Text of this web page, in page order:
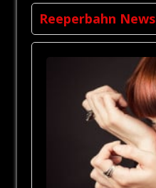
Reeperbahn News